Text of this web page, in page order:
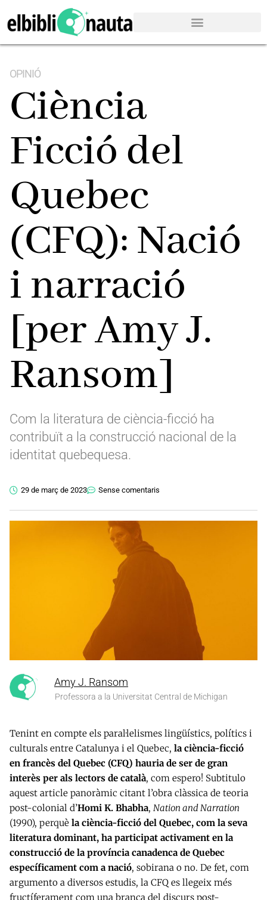
OPINIÓ
Ciència
Ficció del
Quebec
(CFQ): Nació
i narració
[per Amy J.
Ransom]
Com la literatura de ciència-ficció ha
contribuït a la construcció nacional de la
identitat quebequesa.
29 de març de 2023 Sense comentaris
Amy J. Ransom
Professora a la Universitat Central de Michigan
Tenint en compte els paral·lelismes lingüístics, polítics i
culturals entre Catalunya i el Quebec, la ciència-ficció
en francès del Quebec (CFQ) hauria de ser de gran
interès per als lectors de català, com espero! Subtitulo
aquest article panoràmic citant l’obra clàssica de teoria
post-colonial d’Homi K. Bhabha, Nation and Narration
(1990), perquè la ciència-ficció del Quebec, com la seva
literatura dominant, ha participat activament en la
construcció de la província canadenca de Quebec
específicament com a nació, sobirana o no. De fet, com
argumento a diversos estudis, la CFQ es llegeix més
fructíferament com una branca del discurs post-